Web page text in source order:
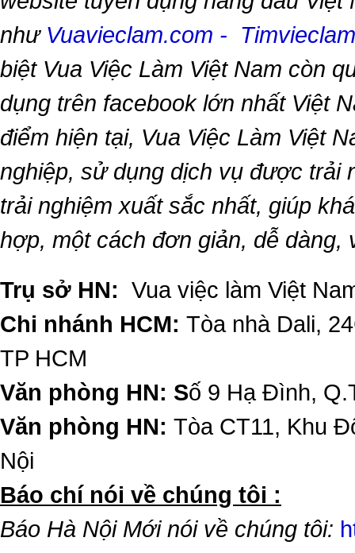
như Vuavieclam.com -
biệt Vua Việc Làm Việt Nam còn
dụng trên facebook lớn nhất Việt
điểm hiện tại, Vua Việc Làm Việt
nghiệp, sử dụng dịch vụ được trải
trải nghiệm xuất sắc nhất, giúp
hợp, một cách đơn giản, dễ dàng,
Trụ sở HN: Vua việc làm Việt
Chi nhánh HCM: Tòa nhà Dali,
TP HCM
Văn phòng HN: Số 9 Hạ Đình,
Văn phòng HN: Tòa CT11, Khu
Nội
​Báo chí nói về chúng tôi :
Báo Hà Nội Mới nói về chúng tôi: